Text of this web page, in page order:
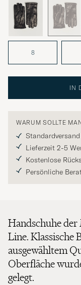
8
IN
WARUM SOLLTE
Lieferzeit 2-5
Kostenlose
Persönliche
Handschuhe
Line. Klassische
ausgewähltem
Oberfläche
gelegt.